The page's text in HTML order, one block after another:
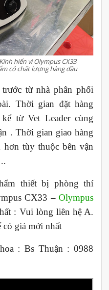
hiển vi Olympus CX33
có chất lượng hàng đầu
từ nhà phân phối
Thời gian đặt hàng
từ Vet Leader cùng
. Thời gian giao hàng
hơn tùy thuộc bên vận
thiết bị phòng thí
CX33 – Olympus
: Vui lòng liên hệ A.
giá mới nhất
: Bs Thuận : 0988